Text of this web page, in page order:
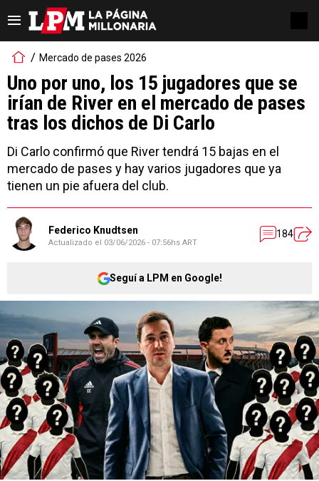
Mercado de pases 2026
Uno por uno, los 15 jugadores que se
irían de River en el mercado de pases
tras los dichos de Di Carlo
Di Carlo confirmó que River tendrá 15 bajas en el
mercado de pases y hay varios jugadores que ya
tienen un pie afuera del club.
Federico Knudtsen
Actualizado el 03/06/2026 - 07:56hs ART
184
Seguí a LPM en Google!